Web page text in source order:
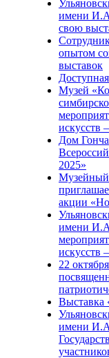
имени
свою
опытом
выставок
Музей
искусств
Дом
2025»
Музейный
акции
имени
искусств
22
Выставка
имени